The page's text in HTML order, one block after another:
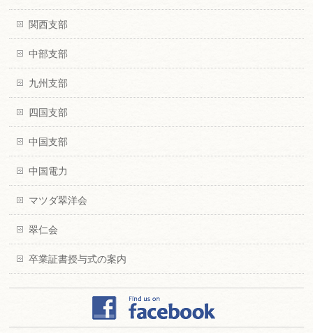
関西支部
中部支部
九州支部
四国支部
中国支部
中国電力
マツダ翠洋会
翠仁会
卒業証書授与式の案内